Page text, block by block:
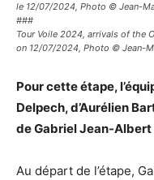
le 12/07/2024, Photo © Jean-
###
Tour Voile 2024, arrivals of the
on 12/07/2024, Photo © Jean-
Pour cette étape,
Delpech, d’Aurélien
de Gabriel Jean-Albert
Au départ de l’étape,